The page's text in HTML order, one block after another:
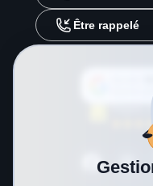
Être rappelé
source